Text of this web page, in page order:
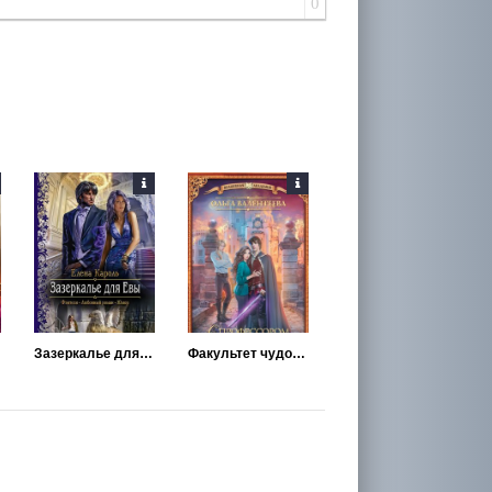
Зазеркалье для Евы Факультет чудовищ. С профессором шутки плохи